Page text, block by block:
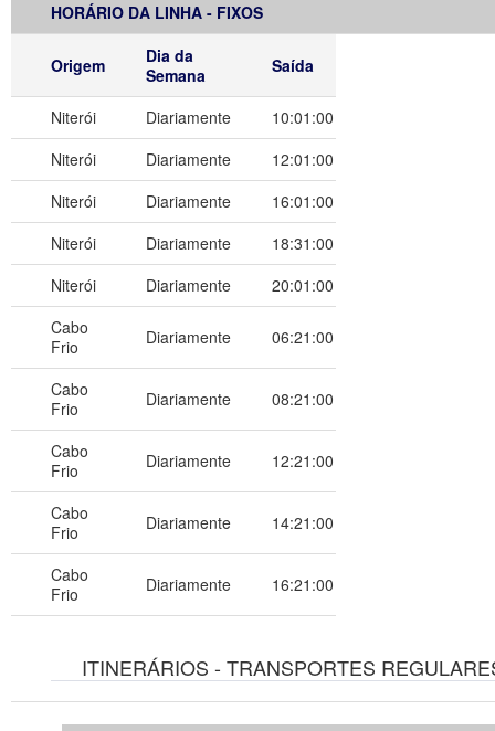
HORÁRIO DA LINHA - FIXOS
Origem
Dia da
Semana
Saída
Niterói Diariamente
10:01:00
Niterói
Diariamente
12:01:00
Niterói
Diariamente
16:01:00
Niterói
Diariamente
18:31:00
Niterói
Diariamente
20:01:00
Cabo
Frio
Diariamente 06:21:00
Cabo
Frio
Diariamente 08:21:00
Cabo
Frio
Diariamente 12:21:00
Cabo
Frio
Diariamente 14:21:00
Cabo
Frio
Diariamente 16:21:00
ITINERÁRIOS - TRANSPORTES